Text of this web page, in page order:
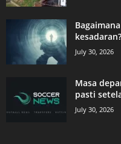
kesadaran?
July 30, 2026
Masa
pasti
July 30, 2026